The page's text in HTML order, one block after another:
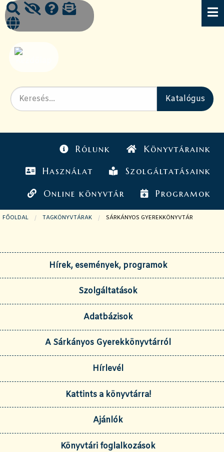
Rólunk Könyvtáraink
Használat Szolgáltatásaink
Online könyvtár Programok
FŐOLDAL TAGKÖNYVTÁRAK JELENLEGI OLDAL:
SÁRKÁNYOS GYEREKKÖNYVTÁR
Hírek, események, programok
Szolgáltatások
Adatbázisok
A Sárkányos Gyerekkönyvtárról
Hírlevél
Kattints a könyvtárra!
Ajánlók
Könyvtári foglalkozások